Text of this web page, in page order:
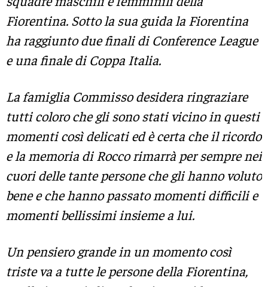
Fiorentina. Sotto la sua guida la Fiorentina
ha raggiunto due finali di Conference League
e una finale di Coppa Italia.
La famiglia Commisso desidera ringraziare
tutti coloro che gli sono stati vicino in questi
momenti così delicati ed è certa che il ricordo
e la memoria di Rocco rimarrà per sempre nei
cuori delle tante persone che gli hanno voluto
bene e che hanno passato momenti difficili e
momenti bellissimi insieme a lui.
Un pensiero grande in un momento così
triste va a tutte le persone della Fiorentina,